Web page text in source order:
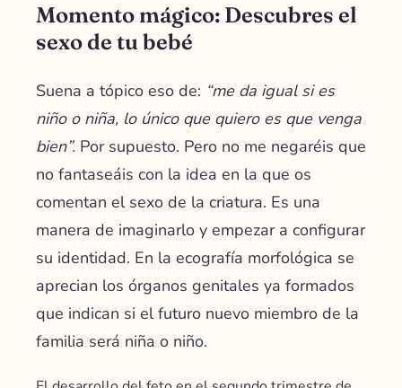
Momento mágico: Descubres el
sexo de tu bebé
Suena a tópico eso de: “me da igual si es
niño o niña, lo único que quiero es que venga
bien”. Por supuesto. Pero no me negaréis que
no fantaseáis con la idea en la que os
comentan el sexo de la criatura. Es una
manera de imaginarlo y empezar a configurar
su identidad. En la ecografía morfológica se
aprecian los órganos genitales ya formados
que indican si el futuro nuevo miembro de la
familia será niña o niño.